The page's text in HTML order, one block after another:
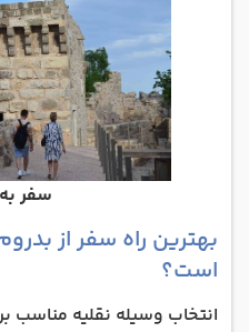
سفر
بهترین راه سفر از
است؟
انتخاب وسیله نقلیه مناسب